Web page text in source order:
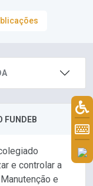
FUNDEB
e controlar a
e